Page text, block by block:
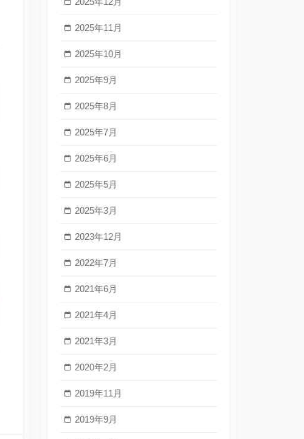
2025年11月
2025年10月
2025年9月
2025年8月
2025年7月
2025年6月
2025年5月
2025年3月
2023年12月
2022年7月
2021年6月
2021年4月
2021年3月
2020年2月
2019年11月
2019年9月